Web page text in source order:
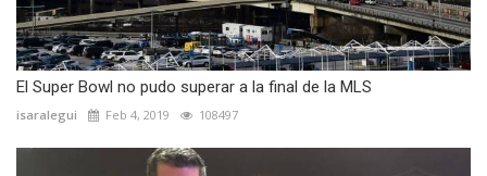
El Super Bowl no pudo superar a la final de la MLS
isaralegui Feb 4, 2019 108497